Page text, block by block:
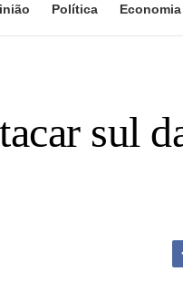
Política Economia
sul